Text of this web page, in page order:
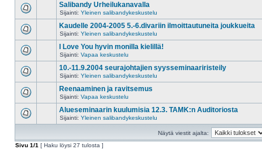
Salibandy Urheilukanavalla
Sijainti: Yleinen salibandykeskustelu
Kaudelle 2004-2005 5.-6.divariin ilmoittautuneita joukkueita
Sijainti: Yleinen salibandykeskustelu
I Love You hyvin monilla kielillä!
Sijainti: Vapaa keskustelu
10.-11.9.2004 seurajohtajien syysseminaariristeily
Sijainti: Yleinen salibandykeskustelu
Reenaaminen ja ravitsemus
Sijainti: Vapaa keskustelu
Alueseminaarin kuulumisia 12.3. TAMK:n Auditoriosta
Sijainti: Yleinen salibandykeskustelu
Näytä viestit ajalta:
Sivu 1/1 [ Haku löysi 27 tulosta ]